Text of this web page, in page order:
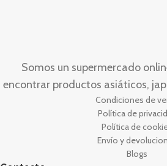
Somos un supermercado
encontrar productos asiáticos,
Condiciones de
Política de
Política de
Envío y
Blogs